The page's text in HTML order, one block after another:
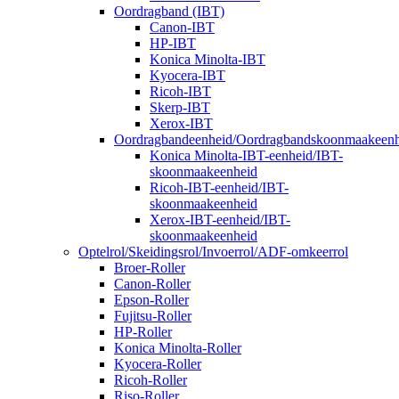
Oordragband (IBT)
Canon-IBT
HP-IBT
Konica Minolta-IBT
Kyocera-IBT
Ricoh-IBT
Skerp-IBT
Xerox-IBT
Oordragbandeenheid/
Konica Minolta-IBT-eenheid/IBT-
skoonmaakeenheid
Ricoh-IBT-eenheid/IBT-
skoonmaakeenheid
Xerox-IBT-eenheid/IBT-
skoonmaakeenheid
Optelrol/Skeidingsrol/Invoerrol/ADF-omkeerrol
Broer-Roller
Canon-Roller
Epson-Roller
Fujitsu-Roller
HP-Roller
Konica Minolta-Roller
Kyocera-Roller
Ricoh-Roller
Riso-Roller